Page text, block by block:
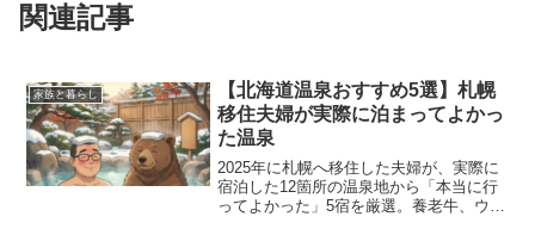
関連記事
家族と暮らし
【北海道温泉おすすめ5選】札幌
移住夫婦が実際に泊まってよかっ
た温泉
2025年に札幌へ移住した夫婦が、実際に
宿泊した12箇所の温泉地から「本当に行
ってよかった」5宿を厳選。養老牛、ウト